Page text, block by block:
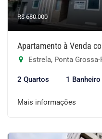
R$ 680.000
Apartamento à Venda
Estrela, Ponta Grossa-
2 Quartos 1 Banheiro
Mais informações